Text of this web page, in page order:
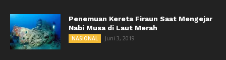
Penemuan Kereta Firaun Saat Mengejar
Nabi Musa di Laut Merah
NASIONAL Juni 3, 2019